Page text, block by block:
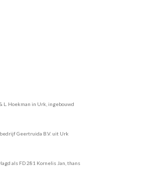
L. Hoekman in Urk, ingebouwd
Geertruida B.V. uit Urk
als FD 281 Kornelis Jan, thans